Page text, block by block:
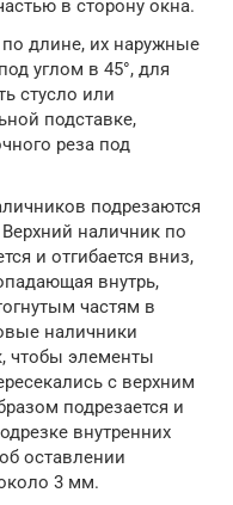
в сторону окна.
длине, их наружные
углом в 45°, для
стусло или
подставке,
реза под
подрезаются
наличник по
и отгибается вниз,
внутрь,
частям в
наличники
чтобы элементы
с верхним
подрезается и
внутренних
оставлении
3 мм.